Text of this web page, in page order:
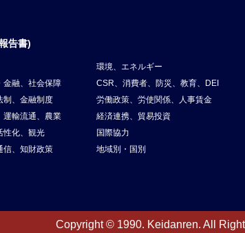
告書)
環境、エネルギー
金融、社会保障
CSR、消費者、防災、教育、DEI
制、金融制度
労働政策、労使関係、人事賃金
運輸流通、農業
経済連携、貿易投資
性化、観光
国際協力
信、知財政策
地域別・国別
Copyright © 1990. Keidanren. All